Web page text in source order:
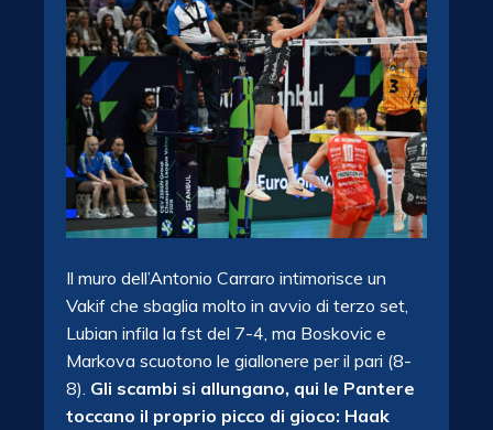
Il muro dell’Antonio Carraro intimorisce un
Vakif che sbaglia molto in avvio di terzo set,
Lubian infila la fst del 7-4, ma Boskovic e
Markova scuotono le giallonere per il pari (8-
8). Gli scambi si allungano, qui le Pantere
toccano il proprio picco di gioco: Haak